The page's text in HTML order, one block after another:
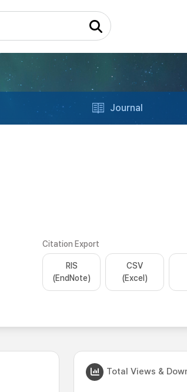
Journal
Citation Export
RIS
(EndNote)
CSV
(Excel)
Total Views &